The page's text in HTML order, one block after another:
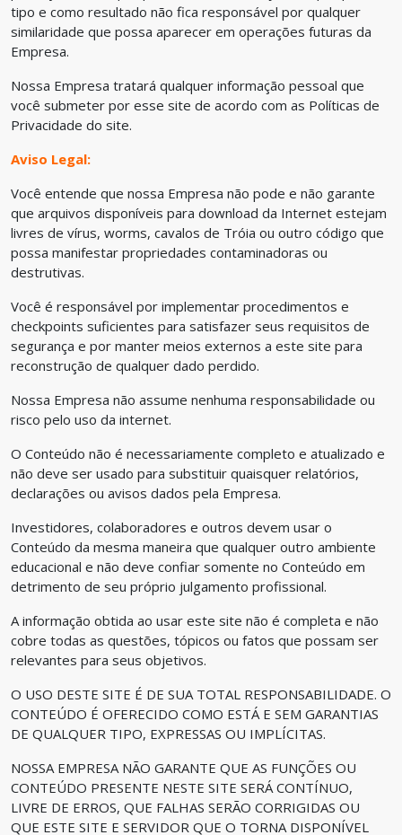
tipo e como resultado não fica responsável por qualquer
similaridade que possa aparecer em operações futuras da
Empresa.
Nossa Empresa tratará qualquer informação pessoal que
você submeter por esse site de acordo com as Políticas de
Privacidade do site.
Aviso Legal:
Você entende que nossa Empresa não pode e não garante
que arquivos disponíveis para download da Internet estejam
livres de vírus, worms, cavalos de Tróia ou outro código que
possa manifestar propriedades contaminadoras ou
destrutivas.
Você é responsável por implementar procedimentos e
checkpoints suficientes para satisfazer seus requisitos de
segurança e por manter meios externos a este site para
reconstrução de qualquer dado perdido.
Nossa Empresa não assume nenhuma responsabilidade ou
risco pelo uso da internet.
O Conteúdo não é necessariamente completo e atualizado e
não deve ser usado para substituir quaisquer relatórios,
declarações ou avisos dados pela Empresa.
Investidores, colaboradores e outros devem usar o
Conteúdo da mesma maneira que qualquer outro ambiente
educacional e não deve confiar somente no Conteúdo em
detrimento de seu próprio julgamento profissional.
A informação obtida ao usar este site não é completa e não
cobre todas as questões, tópicos ou fatos que possam ser
relevantes para seus objetivos.
O USO DESTE SITE É DE SUA TOTAL RESPONSABILIDADE. O
CONTEÚDO É OFERECIDO COMO ESTÁ E SEM GARANTIAS
DE QUALQUER TIPO, EXPRESSAS OU IMPLÍCITAS.
NOSSA EMPRESA NÃO GARANTE QUE AS FUNÇÕES OU
CONTEÚDO PRESENTE NESTE SITE SERÁ CONTÍNUO,
LIVRE DE ERROS, QUE FALHAS SERÃO CORRIGIDAS OU
QUE ESTE SITE E SERVIDOR QUE O TORNA DISPONÍVEL